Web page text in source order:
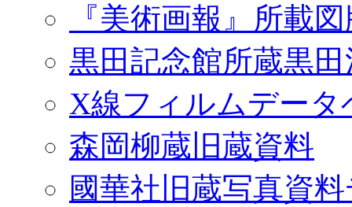
『美術画報』所載
黒田記念館所蔵黒
X線フィルムデータ
森岡柳蔵旧蔵資料
國華社旧蔵写真資